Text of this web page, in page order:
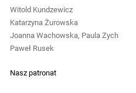
Nasz patronat
Witold Kundzewicz
Katarzyna Żurowska
Joanna Wachowska, Paula Zych
Paweł Rusek